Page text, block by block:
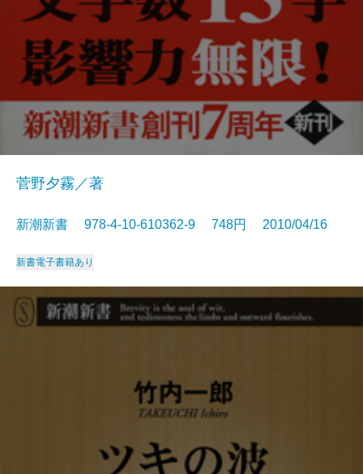
菅野夕霧／著
新潮新書 978-4-10-610362-9 748円 2010/04/16
新書電子書籍あり